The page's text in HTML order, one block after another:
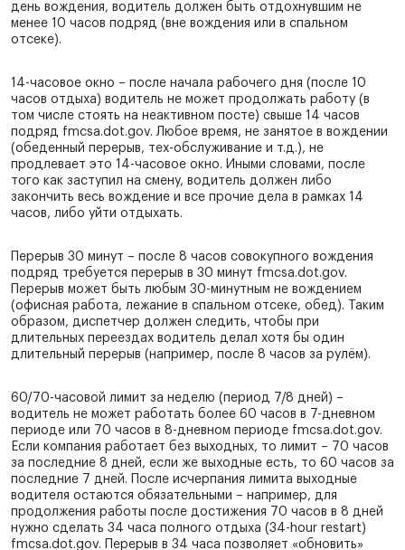
день вождения, водитель должен быть отдохнувшим не
менее 10 часов подряд (вне вождения или в спальном
отсеке).
14-часовое окно – после начала рабочего дня (после 10
часов отдыха) водитель не может продолжать работу (в
том числе стоять на неактивном посте) свыше 14 часов
подряд fmcsa.dot.gov. Любое время, не занятое в вождении
(обеденный перерыв, тех-обслуживание и т.д.), не
продлевает это 14-часовое окно. Иными словами, после
того как заступил на смену, водитель должен либо
закончить весь вождение и все прочие дела в рамках 14
часов, либо уйти отдыхать.
Перерыв 30 минут – после 8 часов совокупного вождения
подряд требуется перерыв в 30 минут fmcsa.dot.gov.
Перерыв может быть любым 30-минутным не вождением
(офисная работа, лежание в спальном отсеке, обед). Таким
образом, диспетчер должен следить, чтобы при
длительных переездах водитель делал хотя бы один
длительный перерыв (например, после 8 часов за рулём).
60/70-часовой лимит за неделю (период 7/8 дней) –
водитель не может работать более 60 часов в 7-дневном
периоде или 70 часов в 8-дневном периоде fmcsa.dot.gov.
Если компания работает без выходных, то лимит – 70 часов
за последние 8 дней, если же выходные есть, то 60 часов за
последние 7 дней. После исчерпания лимита выходные
водителя остаются обязательными – например, для
продолжения работы после достижения 70 часов в 8 дней
нужно сделать 34 часа полного отдыха (34-hour restart)
fmcsa.dot.gov. Перерыв в 34 часа позволяет «обновить»